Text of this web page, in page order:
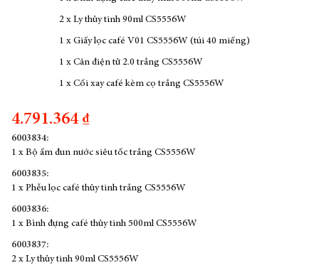
2 x Ly thủy tinh 90ml CS5556W
1 x Giấy lọc café V01 CS5556W (túi 40 miếng)
1 x Cân điện tử 2.0 trắng CS5556W
1 x Cối xay café kèm cọ trắng CS5556W
4.791.364 ₫
6003834:
1 x Bộ ấm đun nước siêu tốc trắng CS5556W
6003835:
1 x Phễu lọc café thủy tinh trắng CS5556W
6003836:
1 x Bình đựng café thủy tinh 500ml CS5556W
6003837:
2 x Ly thủy tinh 90ml CS5556W